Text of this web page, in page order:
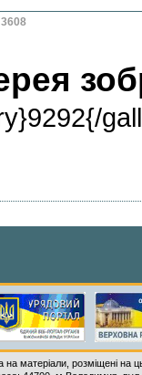
3608
на матеріали, розміщені на